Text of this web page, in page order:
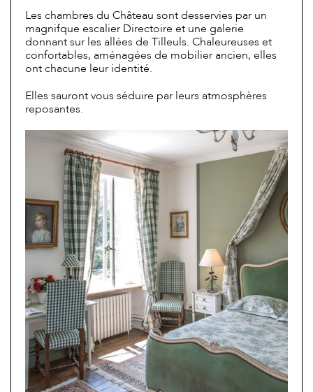
Les chambres du Château sont desservies par un
magnifque escalier Directoire et une galerie
donnant sur les allées de Tilleuls. Chaleureuses et
confortables, aménagées de mobilier ancien, elles
ont chacune leur identité.
Elles sauront vous séduire par leurs atmosphères
reposantes.